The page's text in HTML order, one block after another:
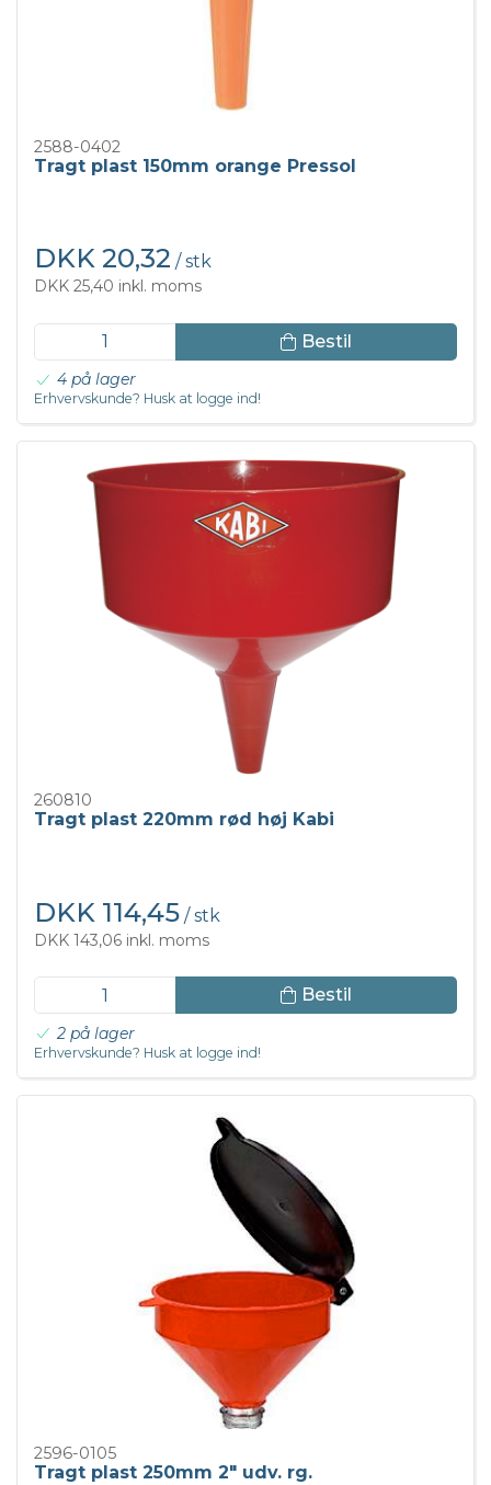
2588-0402
Tragt plast 150mm orange Pressol
DKK 20,32 / stk
DKK 25,40 inkl. moms
Bestil
4 på lager
Erhvervskunde? Husk at logge ind!
260810
Tragt plast 220mm rød høj Kabi
DKK 114,45 / stk
DKK 143,06 inkl. moms
Bestil
2 på lager
Erhvervskunde? Husk at logge ind!
2596-0105
Tragt plast 250mm 2" udv. rg.